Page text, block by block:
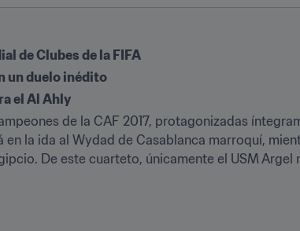
de Clubes de la FIFA
un duelo inédito
el Al Ahly
de la CAF 2017, protagonizadas
la ida al Wydad de Casablanca marroquí,
De este cuarteto, únicamente el USM Argel